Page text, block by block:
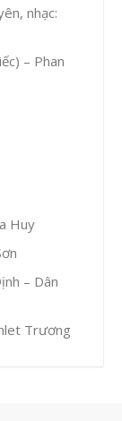
nhạc:
– Phan
Huy
– Dân
Trương